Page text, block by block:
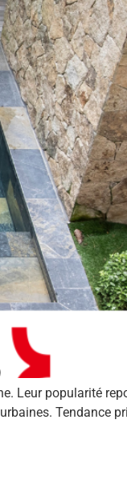
Leur popularité
Tendance